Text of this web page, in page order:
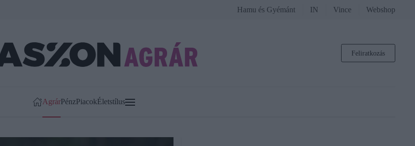
Hamu és Gyémánt IN Vince Webshop
Feliratkozás
AgrárPénzPiacokÉletstílus